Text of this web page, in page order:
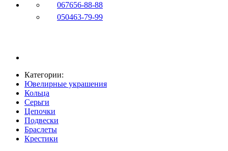
067656-88-88
050463-79-99
Категории:
Ювелирные украшения
Кольца
Серьги
Цепочки
Подвески
Браслеты
Крестики